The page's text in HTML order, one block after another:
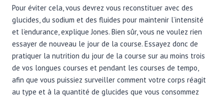
Pour éviter cela, vous devrez vous reconstituer avec des
glucides, du sodium et des fluides pour maintenir l’intensité
et l’endurance, explique Jones. Bien sûr, vous ne voulez rien
essayer de nouveau le jour de la course. Essayez donc de
pratiquer la nutrition du jour de la course sur au moins trois
de vos longues courses et pendant les courses de tempo,
afin que vous puissiez surveiller comment votre corps réagit
au type et à la quantité de glucides que vous consommez